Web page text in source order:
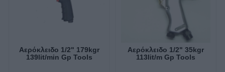
Αερόκλειδο 1/2" 179kgr
139lit/min Gp Tools
Αερόκλειδο 1/2" 35kgr
113lit/m Gp Tools